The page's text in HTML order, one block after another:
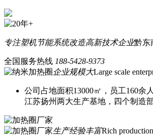
专注塑机节能系统改造高新技术企业黔东
全国服务热线 188-5428-9373
企业规模大Large scale
公司占地面积13000㎡，员工160余
江苏扬州两大生产基地，四个制造部
生产经验丰富Rich